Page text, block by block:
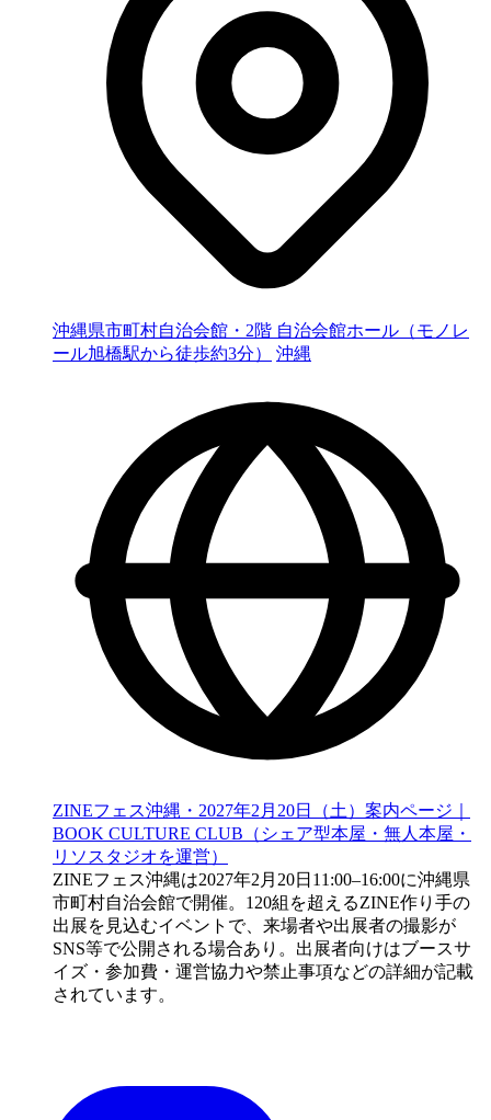
沖縄県市町村自治会館・2階 自治会館ホール（モノレ
ール旭橋駅から徒歩約3分）
沖縄
ZINEフェス沖縄・2027年2月20日（土）案内ページ｜
BOOK CULTURE CLUB（シェア型本屋・無人本屋・
リソスタジオを運営）
ZINEフェス沖縄は2027年2月20日11:00–16:00に沖縄県
市町村自治会館で開催。120組を超えるZINE作り手の
出展を見込むイベントで、来場者や出展者の撮影が
SNS等で公開される場合あり。出展者向けはブースサ
イズ・参加費・運営協力や禁止事項などの詳細が記載
されています。